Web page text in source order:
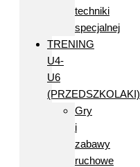
techniki
specjalnej
TRENING
U4-
U6
(PRZEDSZKOLAKI)
Gry
i
zabawy
ruchowe